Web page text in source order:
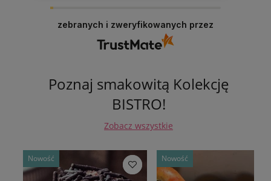
zebranych i zweryfikowanych przez
Poznaj smakowitą Kolekcję
BISTRO!
Zobacz wszystkie
Nowość Nowość